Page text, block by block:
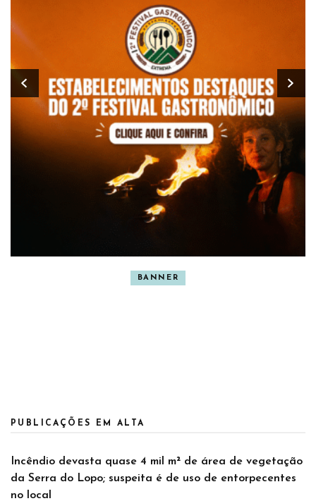
BANNER
PUBLICAÇÕES EM ALTA
Incêndio devasta quase 4 mil m² de área de vegetação
da Serra do Lopo; suspeita é de uso de entorpecentes
no local